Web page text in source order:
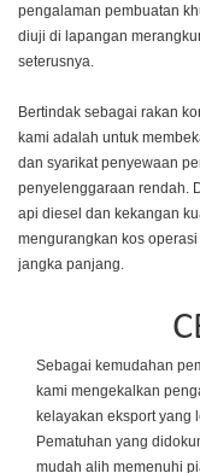
pengalaman pembuatan
diuji di lapangan
seterusnya.
Bertindak sebagai rakan
kami adalah untuk
dan syarikat penyewaan
penyelenggaraan rendah.
api diesel dan kekangan
mengurangkan kos
jangka panjang.
Sebagai kemudahan
kami mengekalkan
kelayakan eksport yang
Pematuhan yang
mudah alih memenuhi